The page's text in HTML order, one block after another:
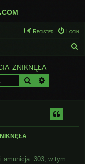
Login
Register
zniknęła
Search
amunicja .303, w tym